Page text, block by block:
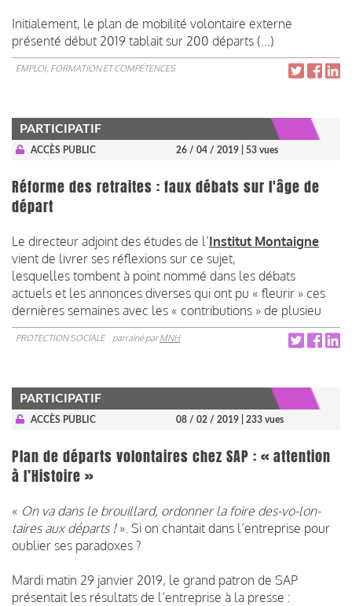
Initialement, le plan de mobilité volontaire externe
présenté début 2019 tablait sur 200 départs (...)
EMPLOI, FORMATION ET COMPÉTENCES
PARTICIPATIF
ACCÈS PUBLIC 26 / 04 / 2019 | 53 vues
Réforme des retraites : faux débats sur l'âge de
départ
Le directeur adjoint des études de l’Institut Montaigne
vient de livrer ses réflexions sur ce sujet,
lesquelles tombent à point nommé dans les débats
actuels et les annonces diverses qui ont pu « fleurir » ces
dernières semaines avec les « contributions » de plusieu
PROTECTION SOCIALE parrainé parMNH
PARTICIPATIF
ACCÈS PUBLIC 08 / 02 / 2019 | 233 vues
Plan de départs volontaires chez SAP : « attention
à l’Histoire »
« On va dans le brouillard, ordonner la foire des-vo-lon-
taires aux départs !». Si on chantait dans l’entreprise pour
oublier ses paradoxes ?
Mardi matin 29 janvier 2019, le grand patron de SAP
présentait les résultats de l’entreprise à la presse :